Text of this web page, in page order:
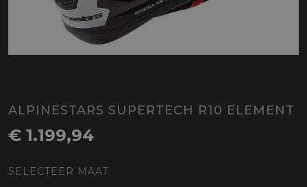
ALPINESTARS SUPERTECH R10 ELEMENT
€ 1.199,94
SELECTEER MAAT